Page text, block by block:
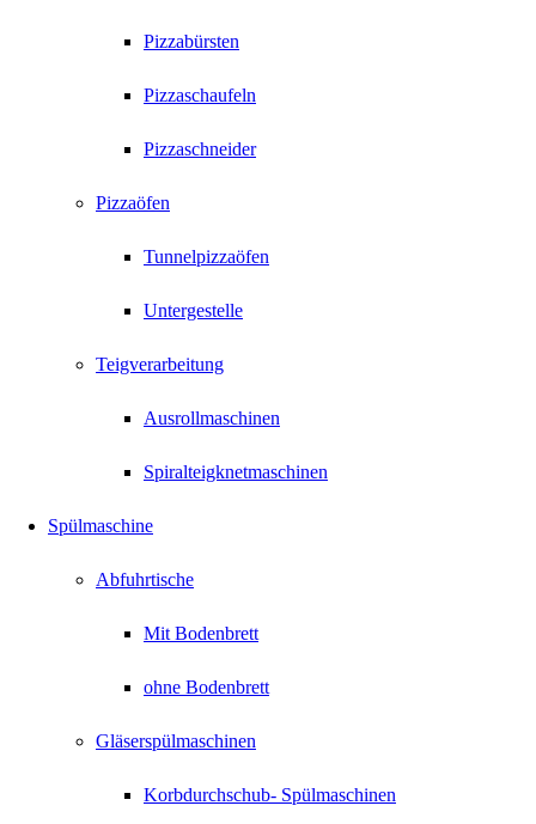
Pizzabürsten
Pizzaschaufeln
Pizzaschneider
Pizzaöfen
Tunnelpizzaöfen
Untergestelle
Teigverarbeitung
Ausrollmaschinen
Spiralteigknetmaschinen
Spülmaschine
Abfuhrtische
Mit Bodenbrett
ohne Bodenbrett
Gläserspülmaschinen
Korbdurchschub- Spülmaschinen